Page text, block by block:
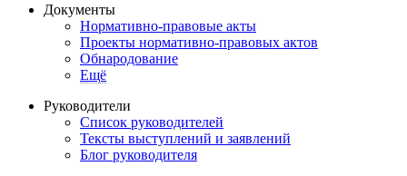
Документы
Нормативно-правовые акты
Проекты нормативно-правовых актов
Обнародование
Ещё
Руководители
Список руководителей
Тексты выступлений и заявлений
Блог руководителя